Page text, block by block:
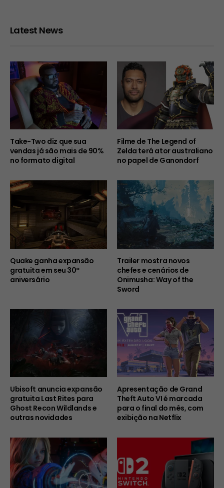
Latest News
Take-Two diz que sua
vendas já são mais de 90%
no formato digital
Filme de The Legend of
Zelda terá ator australiano
no papel de Ganondorf
Quake ganha expansão
gratuita em seu 30º
aniversário
Trailer mostra novos
chefes e cenários de
Onimusha: Way of the
Sword
Ubisoft anuncia expansão
gratuita Last Rites para
Ghost Recon Wildlands e
outras novidades
Apresentação de Grand
Theft Auto VI é marcada
para o final do mês, com
exibição na Netflix